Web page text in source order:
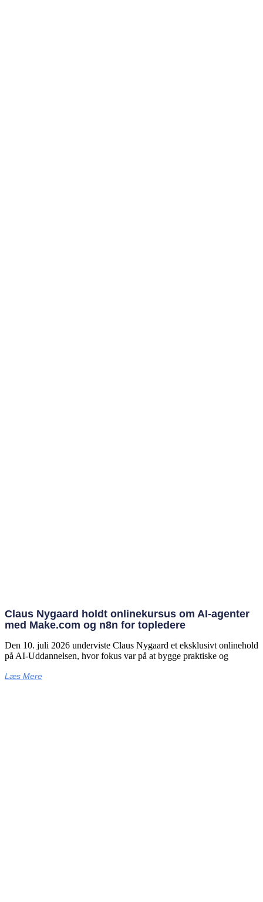
Claus Nygaard holdt onlinekursus om AI‑agenter
med Make.com og n8n for topledere
Den 10. juli 2026 underviste Claus Nygaard et eksklusivt onlinehold
på AI‑Uddannelsen, hvor fokus var på at bygge praktiske og
Læs Mere